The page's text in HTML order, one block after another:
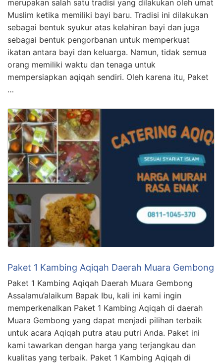
merupakan salah satu tradisi yang dilakukan oleh umat
Muslim ketika memiliki bayi baru. Tradisi ini dilakukan
sebagai bentuk syukur atas kelahiran bayi dan juga
sebagai bentuk pengorbanan untuk memperkuat
ikatan antara bayi dan keluarga. Namun, tidak semua
orang memiliki waktu dan tenaga untuk
mempersiapkan aqiqah sendiri. Oleh karena itu, Paket
…
Paket 1 Kambing Aqiqah Daerah Muara Gembong
Paket 1 Kambing Aqiqah Daerah Muara Gembong
Assalamu’alaikum Bapak Ibu, kali ini kami ingin
memperkenalkan Paket 1 Kambing Aqiqah di daerah
Muara Gembong yang dapat menjadi pilihan terbaik
untuk acara Aqiqah putra atau putri Anda. Paket ini
kami tawarkan dengan harga yang terjangkau dan
kualitas yang terbaik. Paket 1 Kambing Aqiqah di